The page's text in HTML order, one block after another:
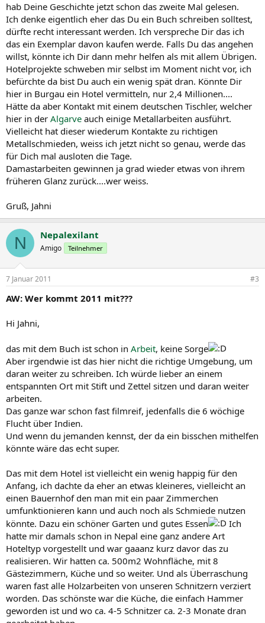
hab Deine Geschichte jetzt schon das zweite Mal gelesen.
Ich denke eigentlich eher das Du ein Buch schreiben solltest,
dürfte recht interessant werden. Ich verspreche Dir das ich
das ein Exemplar davon kaufen werde. Falls Du das angehen
willst, könnte ich Dir dann mehr helfen als mit allem Übrigen.
Hotelprojekte schweben mir selbst im Moment nicht vor, ich
befürchte da bist Du auch ein wenig spät dran. Könnte Dir
hier in Burgau ein Hotel vermitteln, nur 2,4 Millionen....
Hätte da aber Kontakt mit einem deutschen Tischler, welcher
hier in der Algarve auch einige Metallarbeiten ausführt.
Vielleicht hat dieser wiederum Kontakte zu richtigen
Metallschmieden, weiss ich jetzt nicht so genau, werde das
für Dich mal ausloten die Tage.
Damastarbeiten gewinnen ja grad wieder etwas von ihrem
früheren Glanz zurück....wer weiss.
Gruß, Jahni
N Nepalexilant
Amigo Teilnehmer
7 Januar 2011 #3
AW: Wer kommt 2011 mit???
Hi Jahni,
das mit dem Buch ist schon in Arbeit, keine Sorge
Aber irgendwie ist das hier nicht die richtige Umgebung, um
daran weiter zu schreiben. Ich würde lieber an einem
entspannten Ort mit Stift und Zettel sitzen und daran weiter
arbeiten.
Das ganze war schon fast filmreif, jedenfalls die 6 wöchige
Flucht über Indien.
Und wenn du jemanden kennst, der da ein bisschen mithelfen
könnte wäre das echt super.
Das mit dem Hotel ist vielleicht ein wenig happig für den
Anfang, ich dachte da eher an etwas kleineres, vielleicht an
einen Bauernhof den man mit ein paar Zimmerchen
umfunktionieren kann und auch noch als Schmiede nutzen
könnte. Dazu ein schöner Garten und gutes Essen
Ich
hatte mir damals schon in Nepal eine ganz andere Art
Hoteltyp vorgestellt und war gaaanz kurz davor das zu
realisieren. Wir hatten ca. 500m2 Wohnfläche, mit 8
Gästezimmern, Küche und so weiter. Und als Überraschung
waren fast alle Holzarbeiten von unseren Schnitzern verziert
worden. Das schönste war die Küche, die einfach Hammer
geworden ist und wo ca. 4-5 Schnitzer ca. 2-3 Monate dran